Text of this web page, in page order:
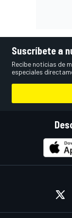
Suscríbete a
Recibe noticias de
especiales